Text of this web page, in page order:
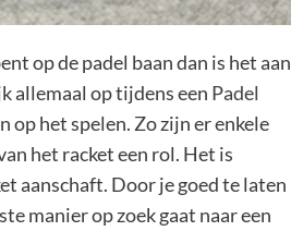
op de padel baan dan is het aan
allemaal op tijdens een Padel
op het spelen. Zo zijn er enkele
het racket een rol. Het is
aanschaft. Door je goed te laten
manier op zoek gaat naar een